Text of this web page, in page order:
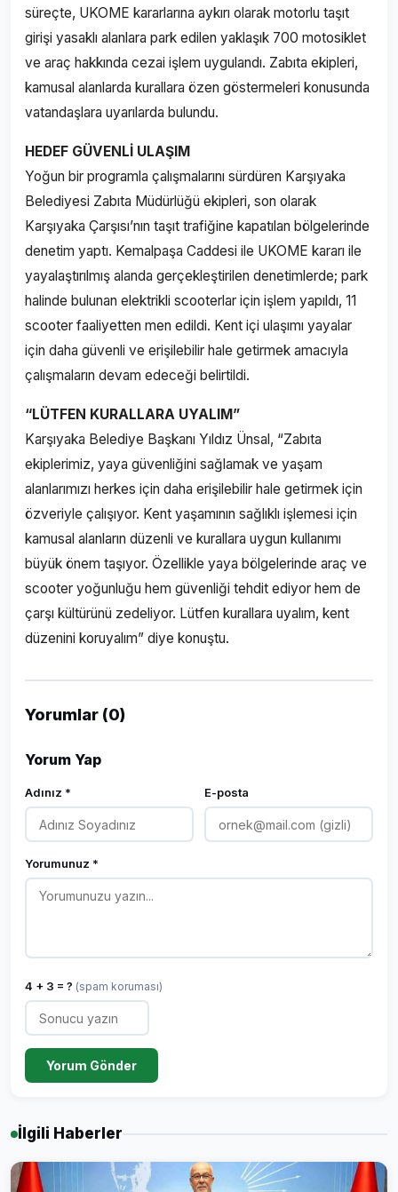
süreçte, UKOME kararlarına aykırı olarak motorlu taşıt
girişi yasaklı alanlara park edilen yaklaşık 700 motosiklet
ve araç hakkında cezai işlem uygulandı. Zabıta ekipleri,
kamusal alanlarda kurallara özen göstermeleri konusunda
vatandaşlara uyarılarda bulundu.
HEDEF GÜVENLİ ULAŞIM
Yoğun bir programla çalışmalarını sürdüren Karşıyaka
Belediyesi Zabıta Müdürlüğü ekipleri, son olarak
Karşıyaka Çarşısı’nın taşıt trafiğine kapatılan bölgelerinde
denetim yaptı. Kemalpaşa Caddesi ile UKOME kararı ile
yayalaştırılmış alanda gerçekleştirilen denetimlerde; park
halinde bulunan elektrikli scooterlar için işlem yapıldı, 11
scooter faaliyetten men edildi. Kent içi ulaşımı yayalar
için daha güvenli ve erişilebilir hale getirmek amacıyla
çalışmaların devam edeceği belirtildi.
“LÜTFEN KURALLARA UYALIM”
Karşıyaka Belediye Başkanı Yıldız Ünsal, “Zabıta
ekiplerimiz, yaya güvenliğini sağlamak ve yaşam
alanlarımızı herkes için daha erişilebilir hale getirmek için
özveriyle çalışıyor. Kent yaşamının sağlıklı işlemesi için
kamusal alanların düzenli ve kurallara uygun kullanımı
büyük önem taşıyor. Özellikle yaya bölgelerinde araç ve
scooter yoğunluğu hem güvenliği tehdit ediyor hem de
çarşı kültürünü zedeliyor. Lütfen kurallara uyalım, kent
düzenini koruyalım” diye konuştu.
Yorumlar (0)
Yorum Yap
Adınız * E-posta
Yorumunuz *
4 + 3 = ? (spam koruması)
Yorum Gönder
İlgili Haberler